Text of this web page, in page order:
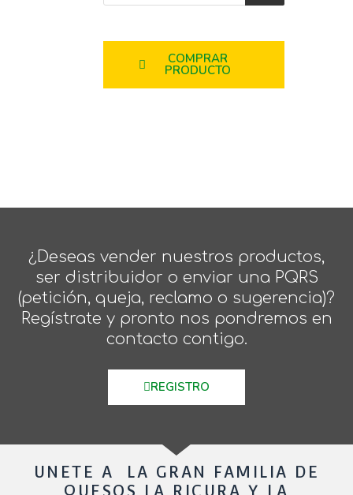
COMPRAR
PRODUCTO
¿Deseas vender nuestros productos,
ser distribuidor o enviar una PQRS
(petición, queja, reclamo o sugerencia)?
Regístrate y pronto nos pondremos en
contacto contigo.
REGISTRO
UNETE A LA GRAN FAMILIA DE
QUESOS LA RICURA Y LA